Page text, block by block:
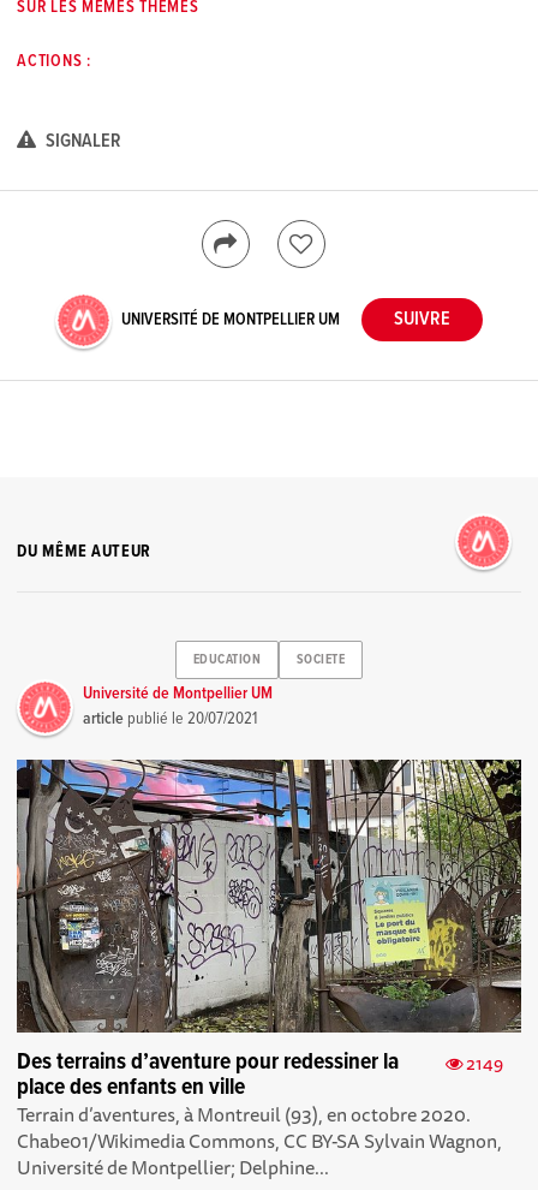
SUR LES MÊMES THÈMES
ACTIONS :
SIGNALER
UNIVERSITÉ DE MONTPELLIER UM
DU MÊME AUTEUR
EDUCATION SOCIETE
Université de Montpellier UM
article publié le20/07/2021
2149
Des terrains d’aventure pour redessiner la
place des enfants en ville
Terrain d’aventures, à Montreuil (93), en octobre 2020.
Chabe01/Wikimedia Commons, CC BY-SA Sylvain Wagnon,
Université de Montpellier; Delphine...